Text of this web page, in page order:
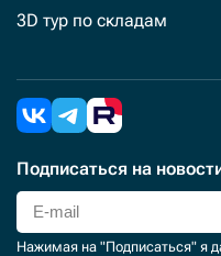
3D тур по складам
Подписаться на
Нажимая на "Подписаться" я